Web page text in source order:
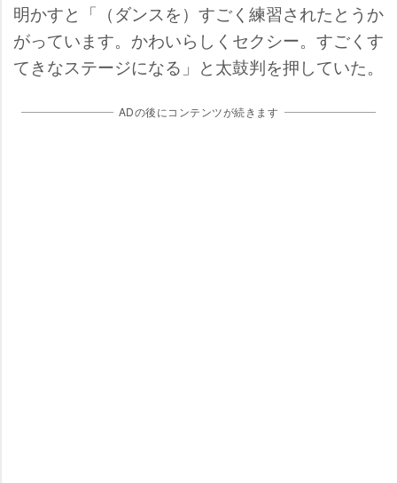
明かすと「（ダンスを）すごく練習されたとうか
がっています。かわいらしくセクシー。すごくす
てきなステージになる」と太鼓判を押していた。
ADの後にコンテンツが続きます